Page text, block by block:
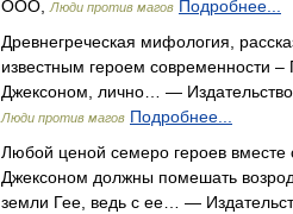
ООО,
Люди против магов Подробнее...
Древнегреческая мифология,
известным героем современности –
Джексоном, лично… —
Люди против магов Подробнее...
Любой ценой семеро героев вместе
Джексоном должны помешать
земли Гее, ведь с ее… —